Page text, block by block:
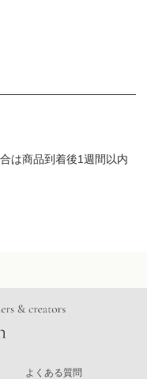
は商品到着後1週間以内
よくある質問